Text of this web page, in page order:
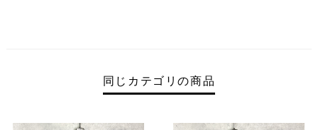
同じカテゴリの商品